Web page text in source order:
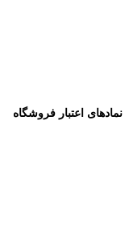
نمادهای اعتبار فروشگاه